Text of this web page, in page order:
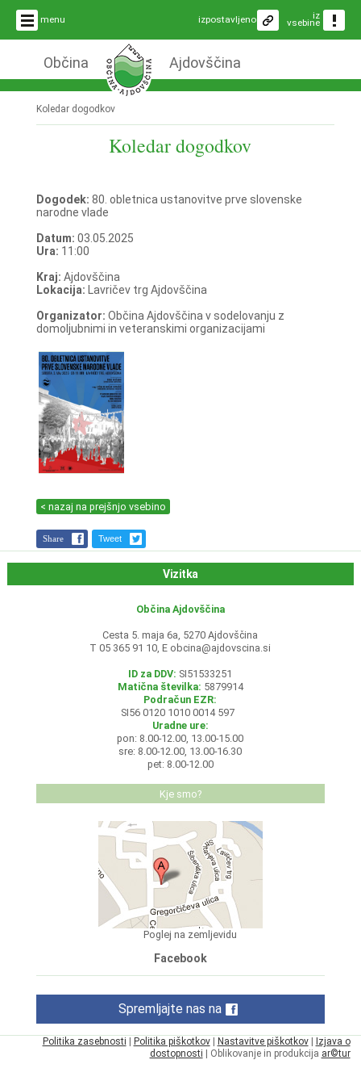
menu iz
vsebine
izpostavljeno
Občina Ajdovščina
Koledar dogodkov
Koledar dogodkov
Dogodek: 80. obletnica ustanovitve prve slovenske
narodne vlade
Datum: 03.05.2025
Ura: 11:00
Kraj: Ajdovščina
Lokacija: Lavričev trg Ajdovščina
Organizator: Občina Ajdovščina v sodelovanju z
domoljubnimi in veteranskimi organizacijami
< nazaj na prejšnjo vsebino
Share Tweet
Vizitka
Občina Ajdovščina
Cesta 5. maja 6a, 5270 Ajdovščina
T 05 365 91 10, E obcina@ajdovscina.si
ID za DDV: SI51533251
Matična številka: 5879914
Podračun EZR:
SI56 0120 1010 0014 597
Uradne ure:
pon: 8.00-12.00, 13.00-15.00
sre: 8.00-12.00, 13.00-16.30
pet: 8.00-12.00
Kje smo?
Poglej na zemljevidu
Facebook
Spremljajte nas na
Politika zasebnosti Politika piškotkov| Nastavitve piškotkov|
Izjava o
dostopnosti | Oblikovanje in produkcija ar©tur